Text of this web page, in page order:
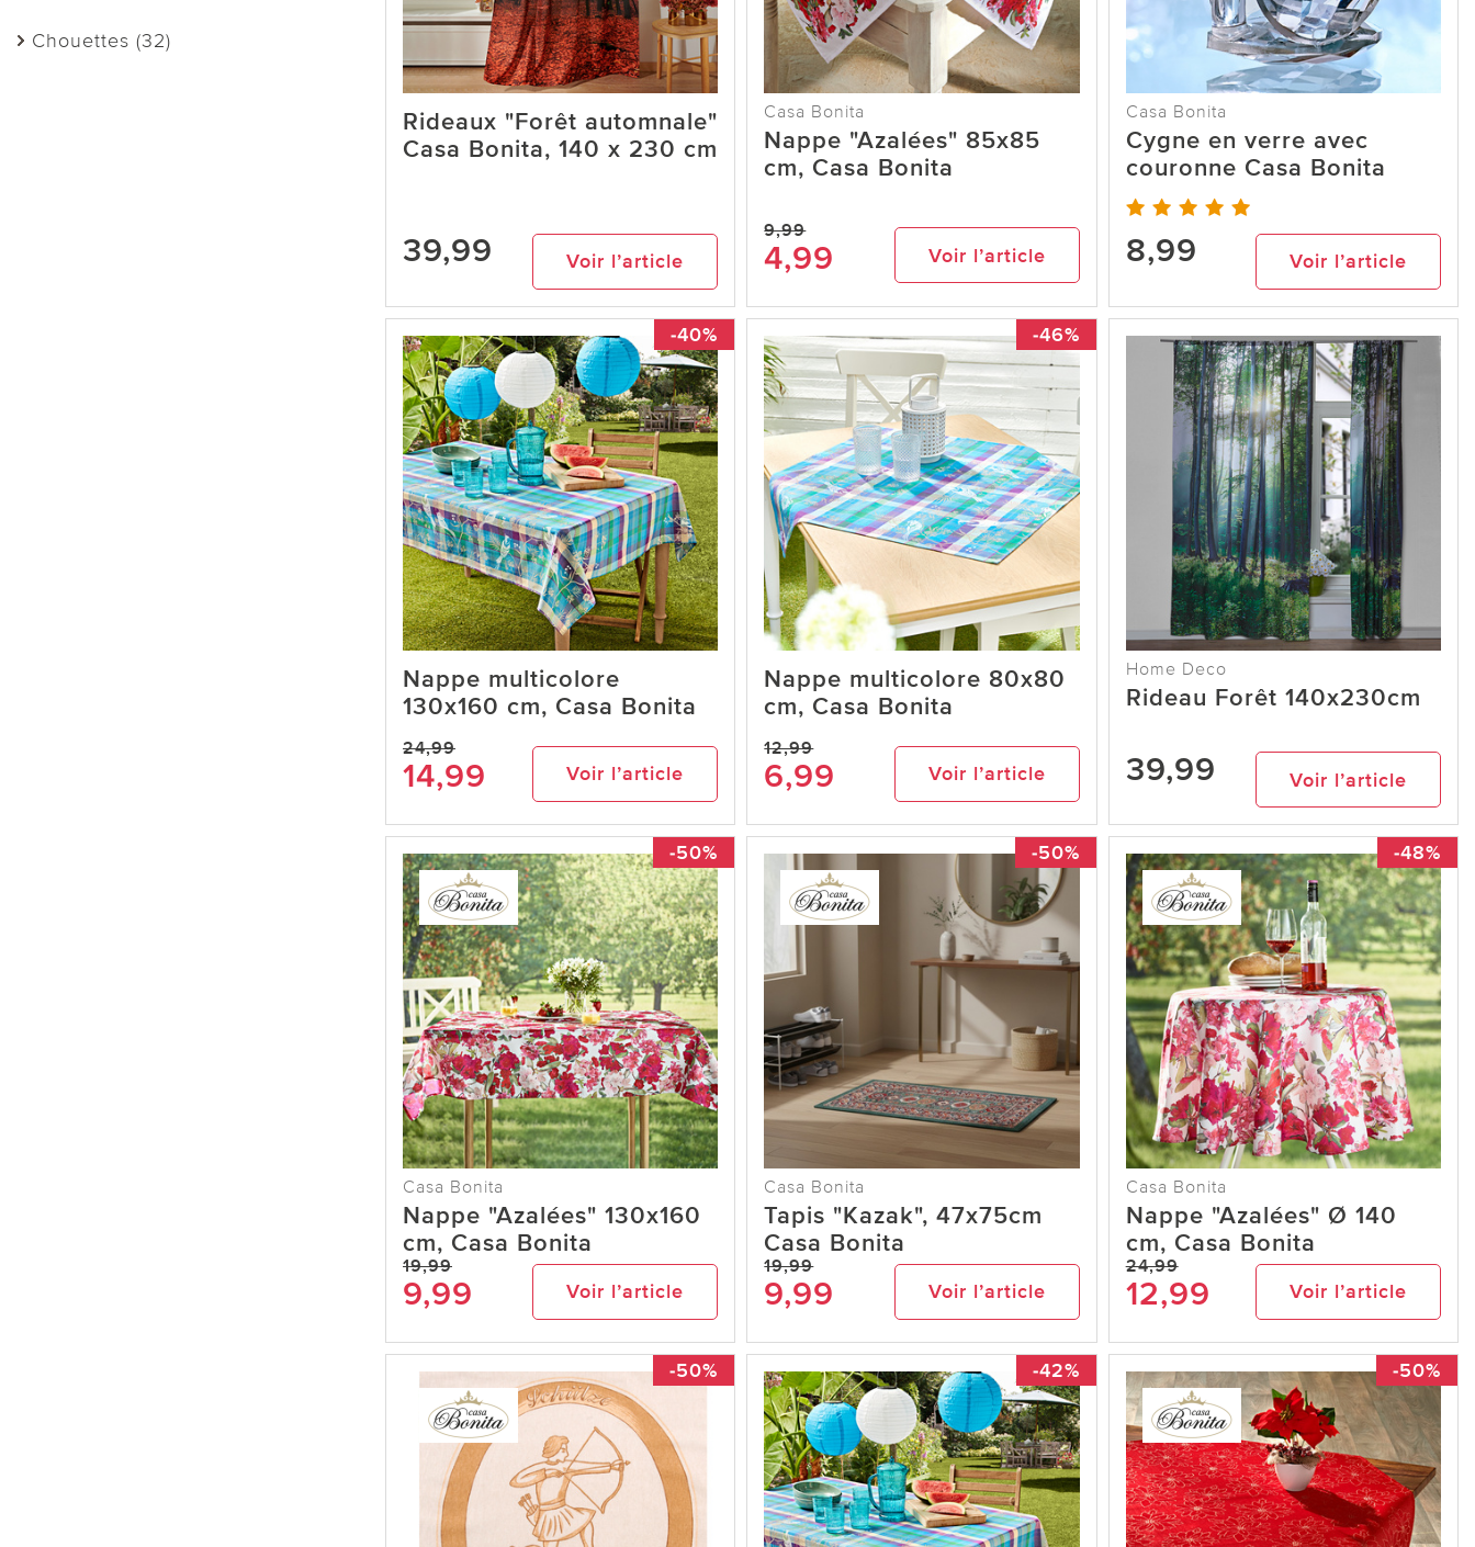
Chouettes (32)
Rideaux "Forêt automnale"
Casa Bonita, 140 x 230 cm
39,99 Voir l’article
Casa Bonita
Nappe "Azalées" 85x85
cm, Casa Bonita
9,99
4,99 Voir l’article
Casa Bonita
Cygne en verre avec
couronne Casa Bonita
8,99 Voir l’article
-40%
Nappe multicolore
130x160 cm, Casa Bonita
24,99
14,99 Voir l’article
-46%
Nappe multicolore 80x80
cm, Casa Bonita
12,99
6,99 Voir l’article
Home Deco
Rideau Forêt 140x230cm
39,99 Voir l’article
-50%
Casa Bonita
Nappe "Azalées" 130x160
cm, Casa Bonita
19,99
9,99 Voir l’article
-50%
Casa Bonita
Tapis "Kazak", 47x75cm
Casa Bonita
19,99
9,99 Voir l’article
-48%
Casa Bonita
Nappe "Azalées" Ø 140
cm, Casa Bonita
24,99
12,99 Voir l’article
-50% -42% -50%